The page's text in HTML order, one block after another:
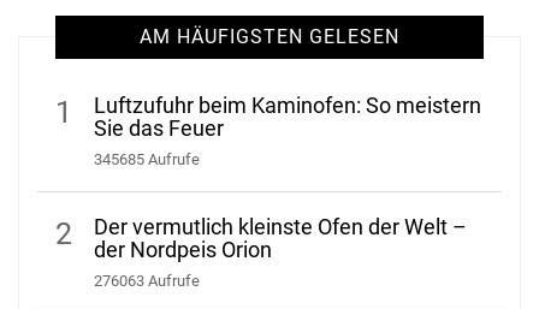
AM HÄUFIGSTEN GELESEN
1
Luftzufuhr beim Kaminofen: So meistern
Sie das Feuer
345685 Aufrufe
2
Der vermutlich kleinste Ofen der Welt –
der Nordpeis Orion
276063 Aufrufe